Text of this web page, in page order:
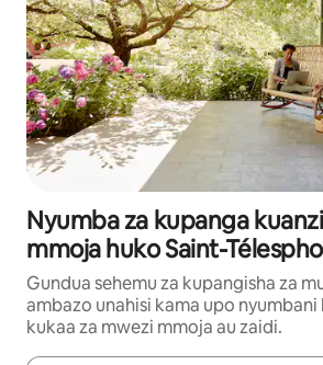
Nyumba za kupanga
mmoja huko Saint-
Gundua sehemu za kupangisha za
ambazo unahisi kama upo nyumbani
kukaa za mwezi mmoja au zaidi.